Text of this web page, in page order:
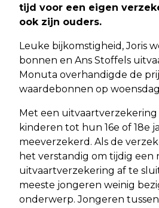
tijd voor een eigen
ook zijn ouders.
Leuke bijkomstigheid, Joris
bonnen en Ans Stoffels
Monuta overhandigde de
waardebonnen op woensdag
Met een
kinderen tot hun 16e of 18e
meeverzekerd. Als de
het verstandig om tijdig een
uitvaartverzekering af te
meeste jongeren weinig
onderwerp. Jongeren tussen